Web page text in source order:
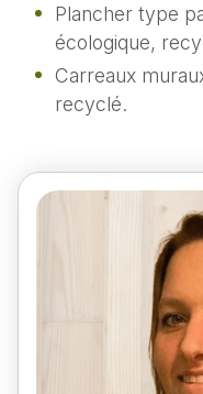
Plancher type
écologique,
Carreaux
recyclé.